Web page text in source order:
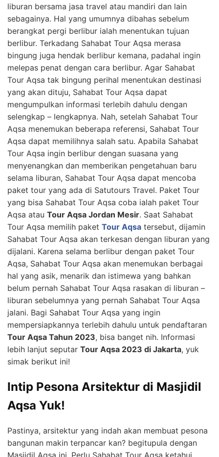
liburan bersama jasa travel atau mandiri dan lain
sebagainya. Hal yang umumnya dibahas sebelum
berangkat pergi berlibur ialah menentukan tujuan
berlibur. Terkadang Sahabat Tour Aqsa merasa
bingung juga hendak berlibur kemana, padahal ingin
melepas penat dengan cara berlibur. Agar Sahabat
Tour Aqsa tak bingung perihal menentukan destinasi
yang akan dituju, Sahabat Tour Aqsa dapat
mengumpulkan informasi terlebih dahulu dengan
selengkap – lengkapnya. Nah, setelah Sahabat Tour
Aqsa menemukan beberapa referensi, Sahabat Tour
Aqsa dapat memilihnya salah satu. Apabila Sahabat
Tour Aqsa ingin berlibur dengan suasana yang
menyenangkan dan memberikan pengetahuan baru
selama liburan, Sahabat Tour Aqsa dapat mencoba
paket tour yang ada di Satutours Travel. Paket Tour
yang bisa Sahabat Tour Aqsa coba ialah paket Tour
Aqsa atau Tour Aqsa Jordan Mesir. Saat Sahabat
Tour Aqsa memilih paket Tour Aqsa tersebut, dijamin
Sahabat Tour Aqsa akan terkesan dengan liburan yang
dijalani. Karena selama berlibur dengan paket Tour
Aqsa, Sahabat Tour Aqsa akan menemukan berbagai
hal yang asik, menarik dan istimewa yang bahkan
belum pernah Sahabat Tour Aqsa rasakan di liburan –
liburan sebelumnya yang pernah Sahabat Tour Aqsa
jalani. Bagi Sahabat Tour Aqsa yang ingin
mempersiapkannya terlebih dahulu untuk pendaftaran
Tour Aqsa Tahun 2023, bisa banget nih. Informasi
lebih lanjut seputar Tour Aqsa 2023 di Jakarta, yuk
simak berikut ini!
Intip Pesona Arsitektur di Masjidil
Aqsa Yuk!
Pastinya, arsitektur yang indah akan membuat pesona
bangunan makin terpancar kan? begitupula dengan